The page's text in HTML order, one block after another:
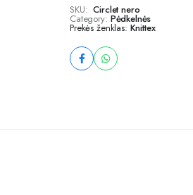
SKU: Circlet nero
Category: Pėdkelnės
Prekės ženklas: Knittex